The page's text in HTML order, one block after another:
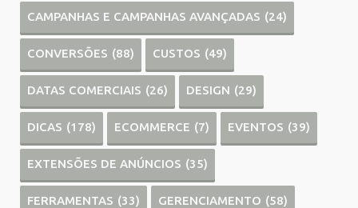
CAMPANHAS E CAMPANHAS AVANÇADAS (24)
CONVERSÕES (88) CUSTOS (49)
DATAS COMERCIAIS (26) DESIGN (29)
DICAS (178) ECOMMERCE (7) EVENTOS (39)
EXTENSÕES DE ANÚNCIOS (35)
FERRAMENTAS (33) GERENCIAMENTO (58)